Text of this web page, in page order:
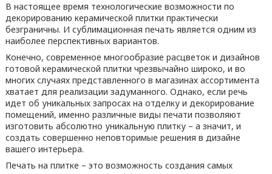
В настоящее время технологические возможности по
декорированию керамической плитки практически
безграничны. И сублимационная печать является одним из
наиболее перспективных вариантов.
Конечно, современное многообразие расцветок и дизайнов
готовой керамической плитки чрезвычайно широко, и во
многих случаях представленного в магазинах ассортимента
хватает для реализации задуманного. Однако, если речь
идет об уникальных запросах на отделку и декорирование
помещений, именно различные виды печати позволяют
изготовить абсолютно уникальную плитку – а значит, и
создать совершенно неповторимые решения в дизайне
вашего интерьера.
Печать на плитке – это возможность создания самых